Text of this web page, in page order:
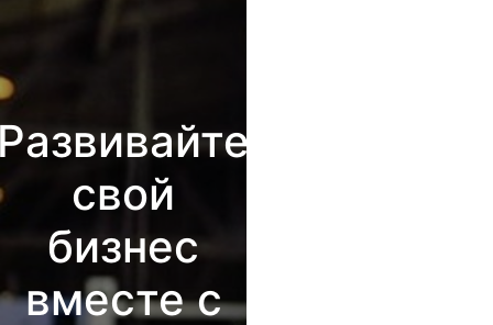
свой
бизнес
вместе с